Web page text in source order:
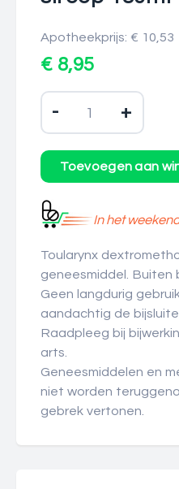
Apotheekprijs: € 10,53
€ 8,95
- +
In het
Toularynx
geneesmiddel. Buiten
Geen langdurig
aandachtig de
Raadpleeg bij
arts.
Geneesmiddelen en
niet worden
gebrek vertonen.